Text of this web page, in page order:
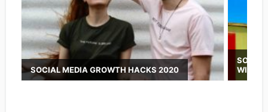
SOCIAL MEDIA GROWTH HACKS 2020
SOCIAL